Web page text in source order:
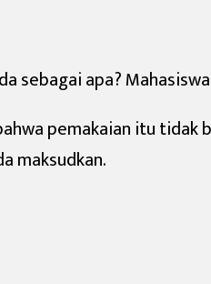
sebagai apa?
pemakaian itu tidak
maksudkan.